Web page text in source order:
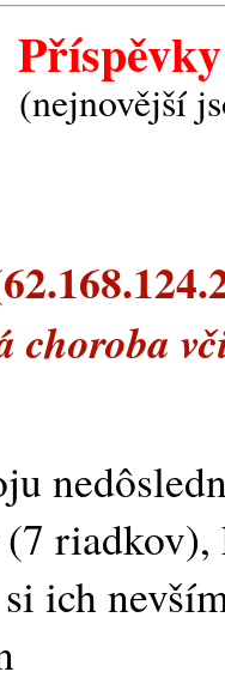
(nejnovější
choroba
riadkov),
ich